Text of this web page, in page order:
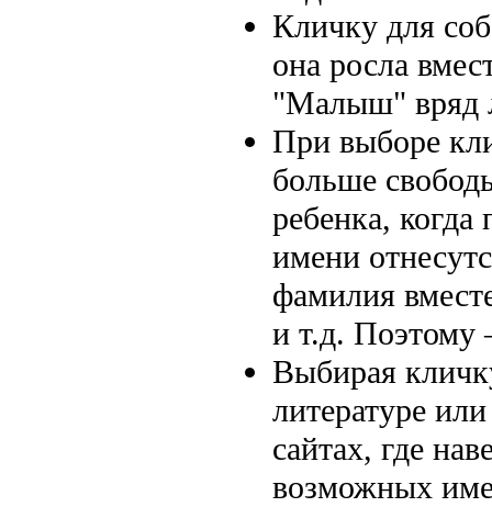
Кличку для
она росла
"Малыш" вряд
При выборе
больше
ребенка, когда
имени
фамилия
и т.д. Поэтому
Выбирая
литературе
сайтах, где
возможных